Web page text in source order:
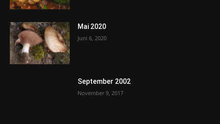
Mai 2020
Juni 6, 2020
September 2002
November 9, 2017